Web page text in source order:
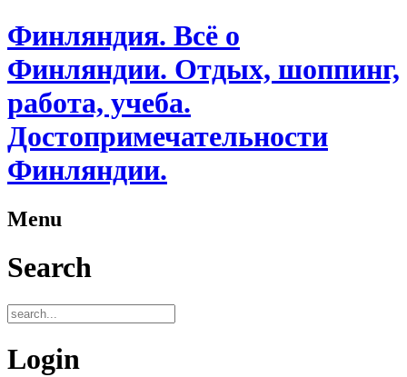
Финляндия. Всё о
Финляндии. Отдых, шоппинг,
работа, учеба.
Достопримечательности
Финляндии.
Menu
Search
Login